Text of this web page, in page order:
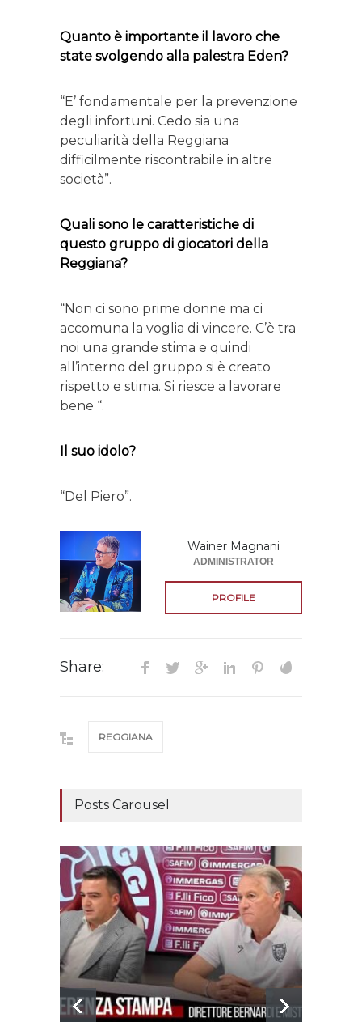
Quanto è importante il lavoro che
state svolgendo alla palestra Eden?
“E’ fondamentale per la prevenzione
degli infortuni. Cedo sia una
peculiarità della Reggiana
difficilmente riscontrabile in altre
società”.
Quali sono le caratteristiche di
questo gruppo di giocatori della
Reggiana?
“Non ci sono prime donne ma ci
accomuna la voglia di vincere. C’è tra
noi una grande stima e quindi
all’interno del gruppo si è creato
rispetto e stima. Si riesce a lavorare
bene “.
Il suo idolo?
“Del Piero”.
Wainer Magnani
ADMINISTRATOR
PROFILE
Share:
REGGIANA
Posts Carousel